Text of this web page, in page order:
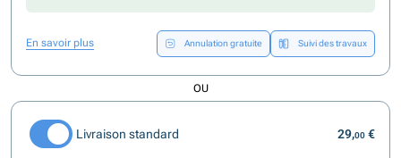
En savoir plus Annulation gratuite Suivi des travaux
OU
Livraison standard 29,00 €